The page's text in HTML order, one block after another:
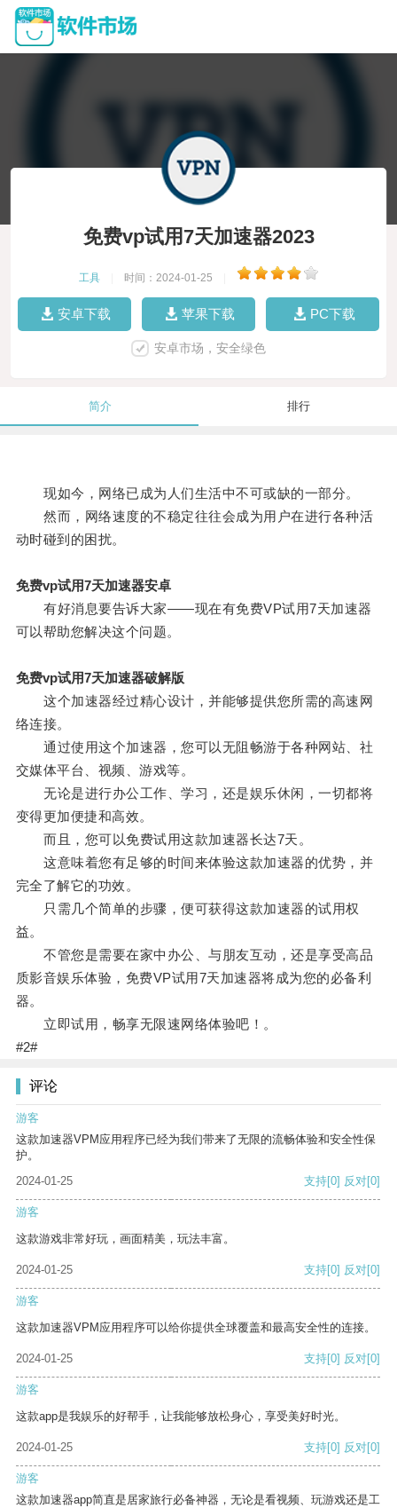
免费vp试用7天加速器2023
工具 时间：2024-01-25
安卓下载 苹果下载 PC下载
安卓市场，安全绿色
简介 排行
现如今，网络已成为人们生活中不可或缺的一部分。
然而，网络速度的不稳定往往会成为用户在进行各种活
动时碰到的困扰。
免费vp试用7天加速器安卓
有好消息要告诉大家——现在有免费VP试用7天加速器
可以帮助您解决这个问题。
免费vp试用7天加速器破解版
这个加速器经过精心设计，并能够提供您所需的高速网
络连接。
通过使用这个加速器，您可以无阻畅游于各种网站、社
交媒体平台、视频、游戏等。
无论是进行办公工作、学习，还是娱乐休闲，一切都将
变得更加便捷和高效。
而且，您可以免费试用这款加速器长达7天。
这意味着您有足够的时间来体验这款加速器的优势，并
完全了解它的功效。
只需几个简单的步骤，便可获得这款加速器的试用权
益。
不管您是需要在家中办公、与朋友互动，还是享受高品
质影音娱乐体验，免费VP试用7天加速器将成为您的必备利
器。
立即试用，畅享无限速网络体验吧！。
#2#
评论
游客
这款加速器VPM应用程序已经为我们带来了无限的流畅体验和安全性保
护。
2024-01-25
支持[0] 反对[0]
游客
这款游戏非常好玩，画面精美，玩法丰富。
2024-01-25 支持[0] 反对[0]
游客
这款加速器VPM应用程序可以给你提供全球覆盖和最高安全性的连接。
2024-01-25 支持[0] 反对[0]
游客
这款app是我娱乐的好帮手，让我能够放松身心，享受美好时光。
2024-01-25 支持[0] 反对[0]
游客
这款加速器app简直是居家旅行必备神器，无论是看视频、玩游戏还是工